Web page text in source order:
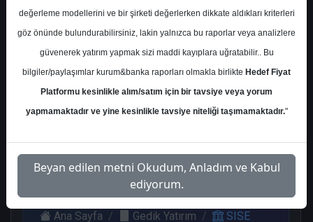
Kurum Sayısı
11
Al
5
Tut
3
End.
Get.
1
Endeks
2
Pazartesi, 11 Mayıs 2026
Ana Sayfa Gedik Yatırım
SISE
değerleme modellerini ve bir şirketi değerlerken dikkate aldıkları kriterleri
göz önünde bulundurabilirsiniz, lakin yalnızca bu raporlar veya analizlere
güvenerek yatırım yapmak sizi maddi kayıplara uğratabilir.. Bu
bilgiler/paylaşımlar kurum&banka raporları olmakla birlikte Hedef Fiyat
Platformu kesinlikle alım/satım için bir tavsiye veya yorum
yapmamaktadır ve yine kesinlikle tavsiye niteliği taşımamaktadır."
Beyan edilen metni Okudum, Anladım ve Kabul
ediyorum.